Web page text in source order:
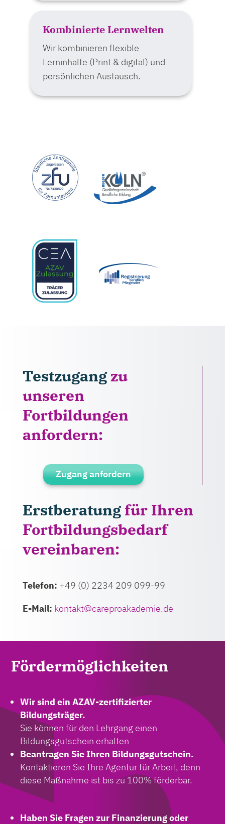
Kombinierte Lernwelten
Wir kombinieren flexible
Lerninhalte (Print & digital) und
persönlichen Austausch.
Testzugangzu
unseren
Fortbildungen
anfordern:
Zugang anfordern
Erstberatungfür Ihren
Fortbildungsbedarf
vereinbaren:
Telefon: +49 (0) 2234 209 099-99
E-Mail: ed.eimedakaorperac@tkatnok
Förder­möglichkeiten
Wir sind ein AZAV-zertifizierter
Bildungsträger.
Sie können für den Lehrgang einen
Bildungsgutschein erhalten
Beantragen Sie Ihren Bildungsgutschein.
Kontaktieren Sie Ihre Agentur für Arbeit, denn
diese Maßnahme ist bis zu 100% förderbar.
Haben Sie Fragen zur Finanzierung oder